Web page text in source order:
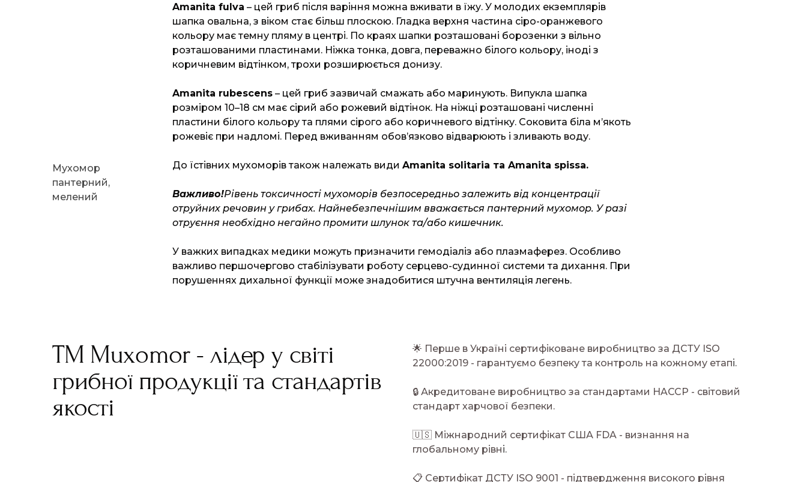
Мухомор
пантерний,
мелений
Amanita fulva – цей гриб після варіння можна вживати в їжу. У молодих екземплярів
шапка овальна, з віком стає більш плоскою. Гладка верхня частина сіро-оранжевого
кольору має темну пляму в центрі. По краях шапки розташовані борозенки з вільно
розташованими пластинами. Ніжка тонка, довга, переважно білого кольору, іноді з
коричневим відтінком, трохи розширюється донизу.
Amanita rubescens – цей гриб зазвичай смажать або маринують. Випукла шапка
розміром 10–18 см має сірий або рожевий відтінок. На ніжці розташовані численні
пластини білого кольору та плями сірого або коричневого відтінку. Соковита біла м’якоть
рожевіє при надломі. Перед вживанням обов’язково відварюють і зливають воду.
До їстівних мухоморів також належать види Amanita solitaria та Amanita spissa.
Важливо!Рівень токсичності мухоморів безпосередньо залежить від концентрації
отруйних речовин у грибах. Найнебезпечнішим вважається пантерний мухомор. У разі
отруєння необхідно негайно промити шлунок та/або кишечник.
У важких випадках медики можуть призначити гемодіаліз або плазмаферез. Особливо
важливо першочергово стабілізувати роботу серцево-судинної системи та дихання. При
порушеннях дихальної функції може знадобитися штучна вентиляція легень.
TM Muxomor - лідер у світі
грибної продукції та стандартів
якості
🌟 Перше в Україні сертифіковане виробництво за ДСТУ ISO
22000:2019 - гарантуємо безпеку та контроль на кожному етапі.
🔒 Акредитоване виробництво за стандартами HACCP - світовий
стандарт харчової безпеки.
🇺🇸 Міжнародний сертифікат США FDA - визнання на
глобальному рівні.
📋 Сертифікат ДСТУ ISO 9001 - підтвердження високого рівня